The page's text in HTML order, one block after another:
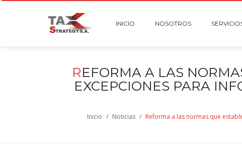
INICIO NOSOTROS
REFORMA A LAS
EXCEPCIONES PARA
Inicio / Noticias / Reforma a las normas que